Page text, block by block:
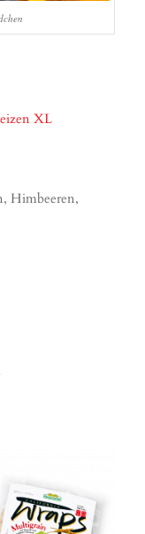
XL
Himbeeren,